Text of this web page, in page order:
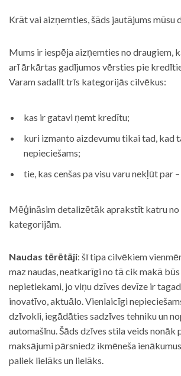
Krāt vai aizņemties, šāds jautājums mūsu
Mums ir iespēja aizņemties no draugiem,
arī ārkārtas gadījumos vērsties pie
Varam sadalīt trīs kategorijās cilvēkus:
kas ir gatavi ņemt kredītu;
kuri izmanto aizdevumu tikai tad, kad
nepieciešams;
tie, kas cenšas pa visu varu nekļūt par
Mēģināsim detalizētāk aprakstīt katru no
kategorijām.
Naudas tērētāji: šī tipa cilvēkiem
maz naudas, neatkarīgi no tā cik makā
nepietiekami, jo viņu dzīves devīze ir
inovatīvo, aktuālo. Vienlaicīgi
dzīvokli, iegādāties sadzīves tehniku un
automašīnu. Šāds dzīves stila veids nonāk
maksājumi pārsniedz ikmēneša
paliek lielāks un lielāks.